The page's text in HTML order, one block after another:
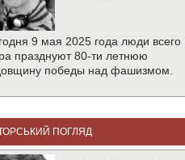
9 мая 2025 года люди всего
празднуют 80-ти летнюю
победы над фашизмом.
ПОГЛЯД